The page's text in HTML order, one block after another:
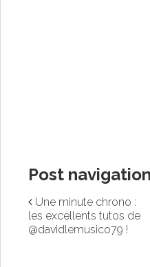
Post navigation
Une minute chrono :
les excellents tutos de
@davidlemusico79 !